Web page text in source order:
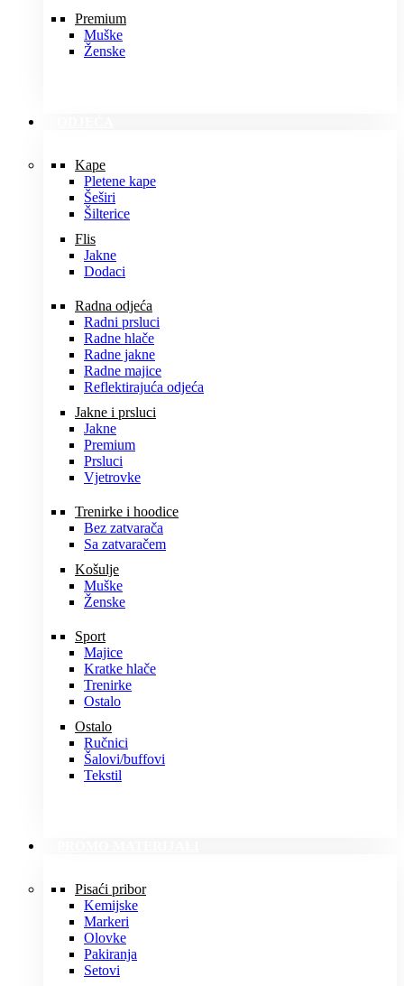
Premium
Muške
Ženske
Kape
Pletene kape
Šeširi
Šilterice
Flis
Jakne
Dodaci
Radna odjeća
Radni prsluci
Radne hlače
Radne jakne
Radne majice
Reflektirajuća odjeća
Jakne i prsluci
Jakne
Premium
Prsluci
Vjetrovke
Trenirke i hoodice
Bez zatvarača
Sa zatvaračem
Košulje
Muške
Ženske
Sport
Majice
Kratke hlače
Trenirke
Ostalo
Ostalo
Ručnici
Šalovi/buffovi
Tekstil
Pisaći pribor
Kemijske
Markeri
Olovke
Pakiranja
Setovi